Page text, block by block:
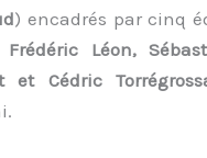
) encadrés par cinq
Léon,
et Cédric